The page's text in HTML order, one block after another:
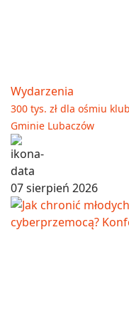
Wydarzenia
300 tys. zł dla ośmiu
Gminie Lubaczów
07 sierpień 2026